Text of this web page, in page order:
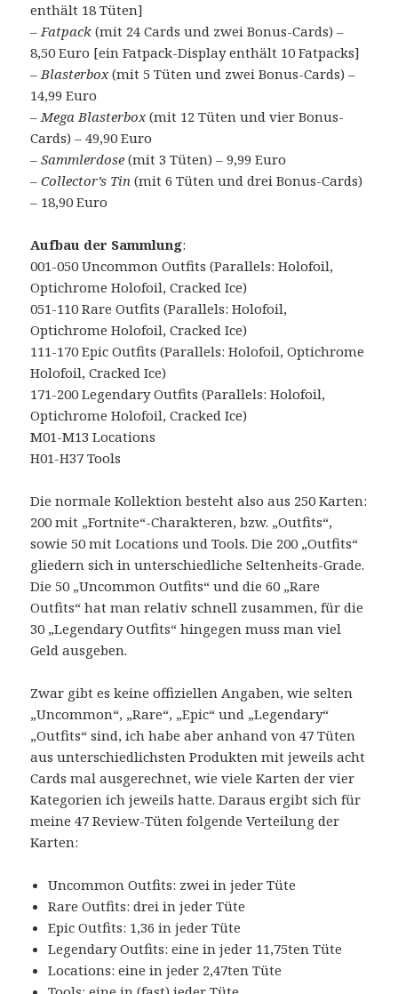
enthält 18 Tüten]
–Fatpack (mit 24 Cards und zwei Bonus-Cards) –
8,50 Euro [ein Fatpack-Display enthält 10 Fatpacks]
–Blasterbox(mit 5 Tüten und zwei Bonus-Cards) –
14,99 Euro
–Mega Blasterbox(mit 12 Tüten und vier Bonus-
Cards) – 49,90 Euro
–Sammlerdose (mit 3 Tüten) – 9,99 Euro
–Collector’s Tin (mit 6 Tüten und drei Bonus-Cards)
– 18,90 Euro
Aufbau der Sammlung:
001-050 Uncommon Outfits (Parallels: Holofoil,
Optichrome Holofoil, Cracked Ice)
051-110 Rare Outfits (Parallels: Holofoil,
Optichrome Holofoil, Cracked Ice)
111-170 Epic Outfits (Parallels: Holofoil, Optichrome
Holofoil, Cracked Ice)
171-200 Legendary Outfits (Parallels: Holofoil,
Optichrome Holofoil, Cracked Ice)
M01-M13 Locations
H01-H37 Tools
Die normale Kollektion besteht also aus 250 Karten:
200 mit „Fortnite“-Charakteren, bzw. „Outfits“,
sowie 50 mit Locations und Tools. Die 200 „Outfits“
gliedern sich in unterschiedliche Seltenheits-Grade.
Die 50 „Uncommon Outfits“ und die 60 „Rare
Outfits“ hat man relativ schnell zusammen, für die
30 „Legendary Outfits“ hingegen muss man viel
Geld ausgeben.
Zwar gibt es keine offiziellen Angaben, wie selten
„Uncommon“, „Rare“, „Epic“ und „Legendary“
„Outfits“ sind, ich habe aber anhand von 47 Tüten
aus unterschiedlichsten Produkten mit jeweils acht
Cards mal ausgerechnet, wie viele Karten der vier
Kategorien ich jeweils hatte. Daraus ergibt sich für
meine 47 Review-Tüten folgende Verteilung der
Karten:
Uncommon Outfits: zwei in jeder Tüte
Rare Outfits: drei in jeder Tüte
Epic Outfits: 1,36 in jeder Tüte
Legendary Outfits: eine in jeder 11,75ten Tüte
Locations: eine in jeder 2,47ten Tüte